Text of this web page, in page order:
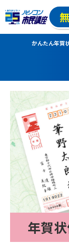
かんたん年賀
年賀